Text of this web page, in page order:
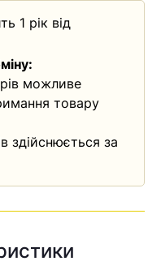
1 рік від
можливе
товару
здійснюється за